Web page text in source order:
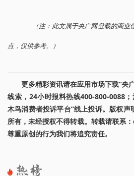
（注：此文属于央广网登载的商
点，仅供参考。）
更多精彩资讯请在应用市场下载“央
线索，24小时报料热线400-800-0088
木鸟消费者投诉平台”线上投诉。版权声
所有，未经授权不得转载。转载请联系
尊重原创的行为我们将追究责任。